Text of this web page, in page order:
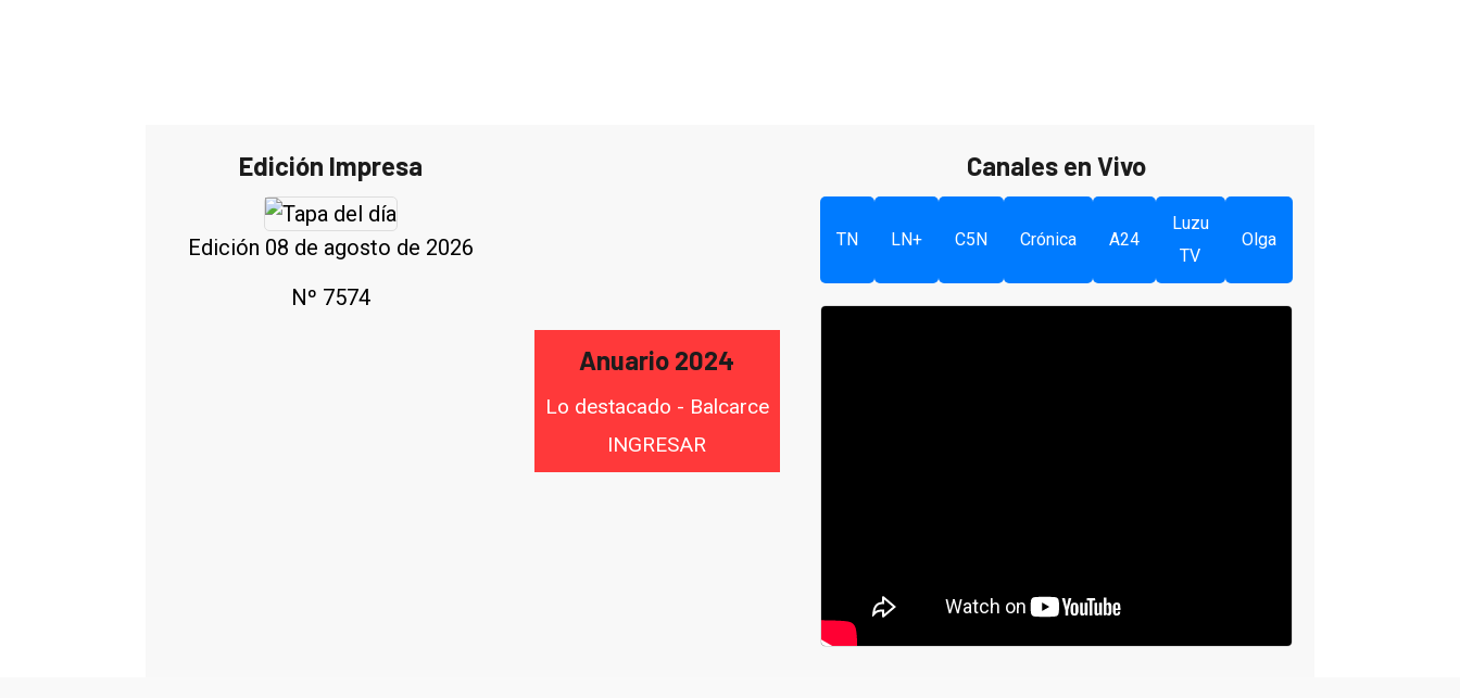
Edición Impresa
Edición 08 de agosto de 2026
Nº 7574
Anuario 2024
Lo destacado - Balcarce
INGRESAR
Canales en Vivo
TN LN+ C5N Crónica A24
Luzu
TV
Olga